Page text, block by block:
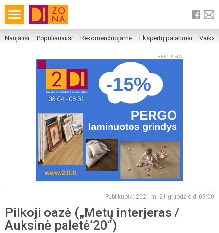
Naujausi Populiariausi Rekomenduojame Ekspertų patarimai
REKLAMA
Publikuota: 2021 m. 21 gruodžio d. 09:00
Pilkoji oazė („Metų interjeras /
Auksinė paletė’20“)